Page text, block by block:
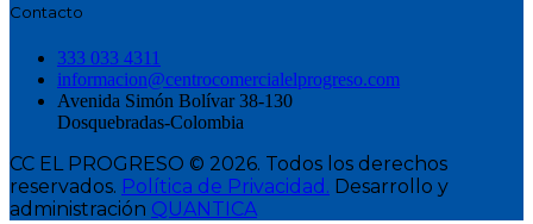
Contacto
333 033 4311
informacion@centrocomercialelprogreso.com
Avenida Simón Bolívar 38-130
Dosquebradas-Colombia
CC EL PROGRESO © 2026. Todos los derechos
reservados. Política de Privacidad. Desarrollo y
administración QUANTICA